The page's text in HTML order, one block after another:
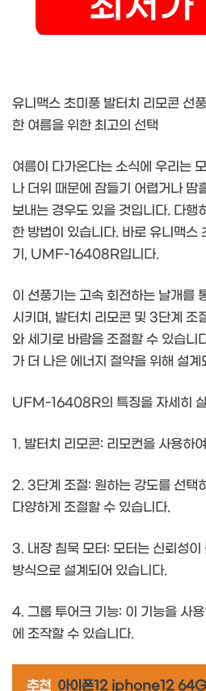
유니맥스 초미풍 발터치 리모콘
한 여름을 위한 최고의 선택
여름이 다가온다는 소식에 우리는
나 더위 때문에 잠들기 어렵거나 땀
보내는 경우도 있을 것입니다. 다행
한 방법이 있습니다. 바로 유니맥스
기, UMF-16408R입니다.
이 선풍기는 고속 회전하는 날개를
시키며, 발터치 리모콘 및 3단계 조
와 세기로 바람을 조절할 수 있습니
가 더 나은 에너지 절약을 위해 설계
UFM-16408R의 특징을 자세히
1. 발터치 리모콘: 리모컨을 사용하
2. 3단계 조절: 원하는 강도를 선택
다양하게 조절할 수 있습니다.
3. 내장 침묵 모터: 모터는 신뢰성
방식으로 설계되어 있습니다.
4. 그룹 투어크 기능: 이 기능을 사
에 조작할 수 있습니다.
추천 아이폰12 iphone12